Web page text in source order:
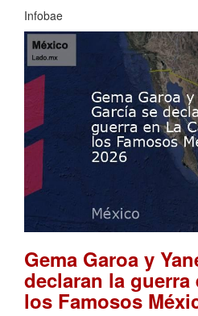
Infobae
Gema Garoa y
declaran la guerra
los Famosos